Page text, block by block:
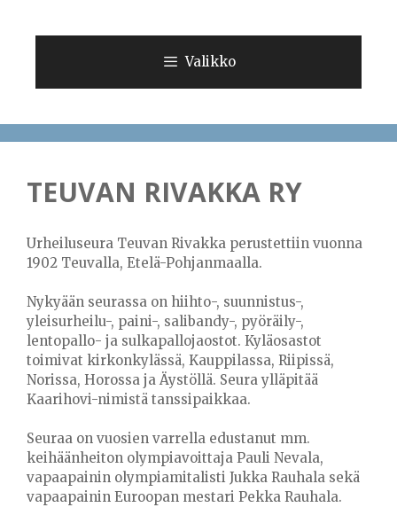
Valikko
TEUVAN RIVAKKA RY
Urheiluseura Teuvan Rivakka perustettiin vuonna
1902 Teuvalla, Etelä-Pohjanmaalla.
Nykyään seurassa on hiihto-, suunnistus-,
yleisurheilu-, paini-, salibandy-, pyöräily-,
lentopallo- ja sulkapallojaostot. Kyläosastot
toimivat kirkonkylässä, Kauppilassa, Riipissä,
Norissa, Horossa ja Äystöllä. Seura ylläpitää
Kaarihovi-nimistä tanssipaikkaa.
Seuraa on vuosien varrella edustanut mm.
keihäänheiton olympiavoittaja Pauli Nevala,
vapaapainin olympiamitalisti Jukka Rauhala sekä
vapaapainin Euroopan mestari Pekka Rauhala.